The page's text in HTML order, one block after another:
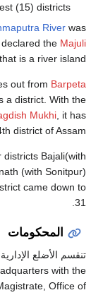
West (15) districts
Riverwas
declared theMajuli
that is a river island.
out fromBarpeta
as a district. With the
Jagdish Mukhi, it has
34th district of Assam.
districts Bajali(with
(with Sonitpur)
district came down to
المحكومات
تنقسم الأضلع الإدارية، بدورها،
with the
Magistrate, Office of